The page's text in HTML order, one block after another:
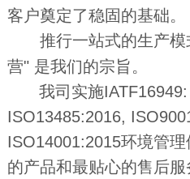
客户奠定了稳固的基础。
推行一站式的生产
营" 是我们的宗旨。
我司实施IATF16949:
ISO13485:2016,
ISO14001:2015环境管
的产品和最贴心的售后服